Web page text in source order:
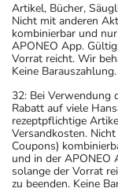
Artikel, Bücher,
Nicht mit anderen
kombinierbar und
APONEO App.
Vorrat reicht. Wir
Keine Barauszahlung.
32: Bei Verwendung
Rabatt auf viele
rezeptpflichtige
Versandkosten.
Coupons)
und in der APONEO
solange der Vorrat
zu beenden. Keine